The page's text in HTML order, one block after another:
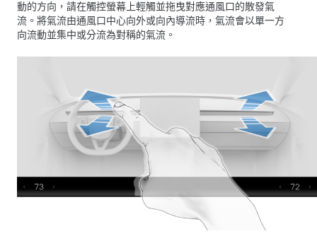
動的方向，請在觸控螢幕上輕觸並拖曳對應通風口的散發氣
流。將氣流由通風口中心向外或向內導流時，氣流會以單一方
向流動並集中或分流為對稱的氣流。